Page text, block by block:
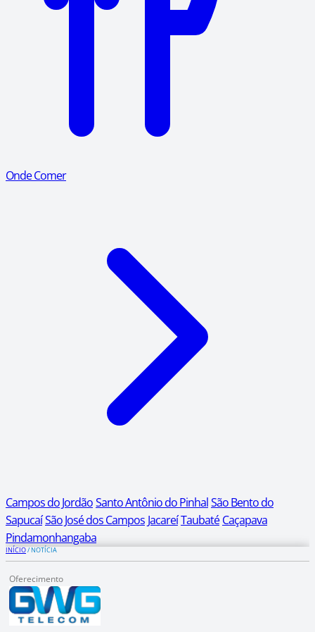
Onde Comer
Campos do JordãoSanto Antônio do PinhalSão Bento do
SapucaíSão José dos Campos JacareíTaubaté Caçapava
Pindamonhangaba
INÍCIO/NOTÍCIA
Oferecimento